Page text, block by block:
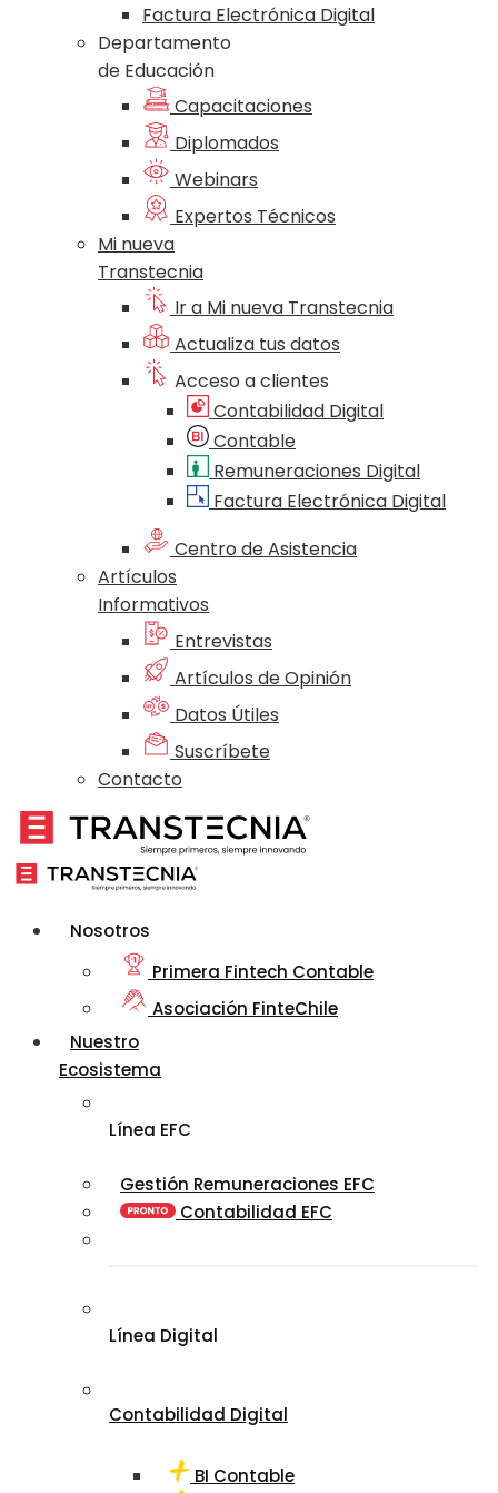
Factura Electrónica Digital
Departamento
de Educación
Capacitaciones
Diplomados
Webinars
Expertos Técnicos
Mi nueva
Transtecnia
Ir a Mi nueva Transtecnia
Actualiza tus datos
Acceso a clientes
Contabilidad Digital
Contable
Remuneraciones Digital
Factura Electrónica Digital
Centro de Asistencia
Artículos
Informativos
Entrevistas
Artículos de Opinión
Datos Útiles
Suscríbete
Contacto
Nosotros
Primera Fintech Contable
Asociación FinteChile
Nuestro
Ecosistema
Línea EFC
Gestión Remuneraciones EFC
Contabilidad EFC
Línea Digital
Contabilidad Digital
BI Contable